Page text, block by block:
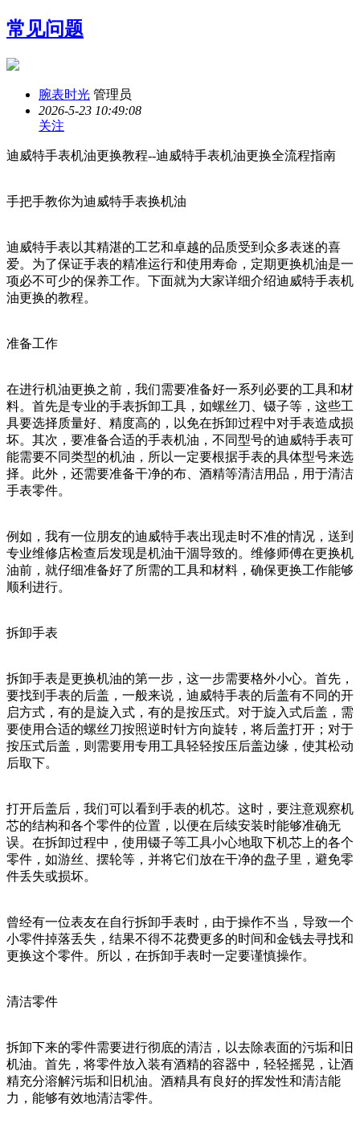
常见问题
腕表时光 管理员
2026-5-23 10:49:08
关注
迪威特手表机油更换教程--迪威特手表机油更换全流程指南
手把手教你为迪威特手表换机油
迪威特手表以其精湛的工艺和卓越的品质受到众多表迷的喜
爱。为了保证手表的精准运行和使用寿命，定期更换机油是一
项必不可少的保养工作。下面就为大家详细介绍迪威特手表机
油更换的教程。
准备工作
在进行机油更换之前，我们需要准备好一系列必要的工具和材
料。首先是专业的手表拆卸工具，如螺丝刀、镊子等，这些工
具要选择质量好、精度高的，以免在拆卸过程中对手表造成损
坏。其次，要准备合适的手表机油，不同型号的迪威特手表可
能需要不同类型的机油，所以一定要根据手表的具体型号来选
择。此外，还需要准备干净的布、酒精等清洁用品，用于清洁
手表零件。
例如，我有一位朋友的迪威特手表出现走时不准的情况，送到
专业维修店检查后发现是机油干涸导致的。维修师傅在更换机
油前，就仔细准备好了所需的工具和材料，确保更换工作能够
顺利进行。
拆卸手表
拆卸手表是更换机油的第一步，这一步需要格外小心。首先，
要找到手表的后盖，一般来说，迪威特手表的后盖有不同的开
启方式，有的是旋入式，有的是按压式。对于旋入式后盖，需
要使用合适的螺丝刀按照逆时针方向旋转，将后盖打开；对于
按压式后盖，则需要用专用工具轻轻按压后盖边缘，使其松动
后取下。
打开后盖后，我们可以看到手表的机芯。这时，要注意观察机
芯的结构和各个零件的位置，以便在后续安装时能够准确无
误。在拆卸过程中，使用镊子等工具小心地取下机芯上的各个
零件，如游丝、摆轮等，并将它们放在干净的盘子里，避免零
件丢失或损坏。
曾经有一位表友在自行拆卸手表时，由于操作不当，导致一个
小零件掉落丢失，结果不得不花费更多的时间和金钱去寻找和
更换这个零件。所以，在拆卸手表时一定要谨慎操作。
清洁零件
拆卸下来的零件需要进行彻底的清洁，以去除表面的污垢和旧
机油。首先，将零件放入装有酒精的容器中，轻轻摇晃，让酒
精充分溶解污垢和旧机油。酒精具有良好的挥发性和清洁能
力，能够有效地清洁零件。